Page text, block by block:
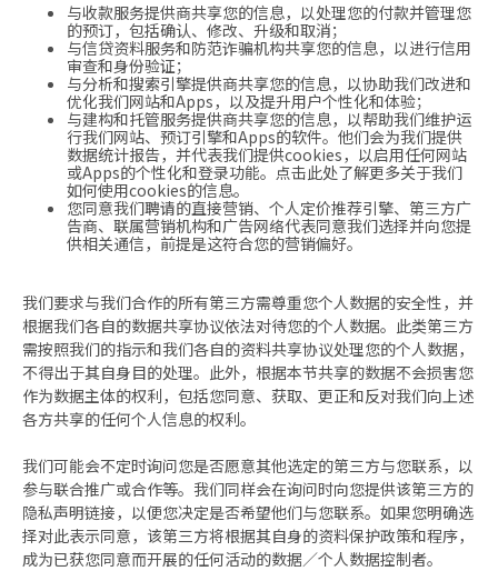
与收款服务提供商共享您的信息，以处理您的付款并管理您
的预订，包括确认、修改、升级和取消；
与信贷资料服务和防范诈骗机构共享您的信息，以进行信用
审查和身份验证；
与分析和搜索引擎提供商共享您的信息，以协助我们改进和
优化我们网站和Apps，以及提升用户个性化和体验；
与建构和托管服务提供商共享您的信息，以帮助我们维护运
行我们网站、预订引擎和Apps的软件。他们会为我们提供
数据统计报告，并代表我们提供cookies，以启用任何网站
或Apps的个性化和登录功能。点击此处了解更多关于我们
如何使用cookies的信息。
您同意我们聘请的直接营销、个人定价推荐引擎、第三方广
告商、联属营销机构和广告网络代表同意我们选择并向您提
供相关通信，前提是这符合您的营销偏好。
我们要求与我们合作的所有第三方需尊重您个人数据的安全性，并
根据我们各自的数据共享协议依法对待您的个人数据。此类第三方
需按照我们的指示和我们各自的资料共享协议处理您的个人数据，
不得出于其自身目的处理。此外，根据本节共享的数据不会损害您
作为数据主体的权利，包括您同意、获取、更正和反对我们向上述
各方共享的任何个人信息的权利。
我们可能会不定时询问您是否愿意其他选定的第三方与您联系，以
参与联合推广或合作等。我们同样会在询问时向您提供该第三方的
隐私声明链接，以便您决定是否希望他们与您联系。如果您明确选
择对此表示同意，该第三方将根据其自身的资料保护政策和程序，
成为已获您同意而开展的任何活动的数据／个人数据控制者。